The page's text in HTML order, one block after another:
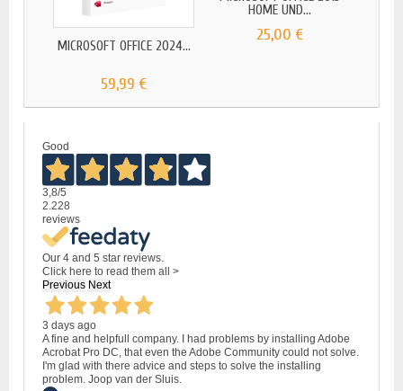
MICROSOFT OFFICE 2024...
59,99 €
HOME UND...
25,00 €
Good
3,8/5
2.228
reviews
Our 4 and 5 star reviews.
Click here to read them all >
Previous Next
3 days ago
A fine and helpfull company. I had problems by installing Adobe
Acrobat Pro DC, that even the Adobe Community could not solve.
I'm glad with there advice and steps to solve the installing
problem. Joop van der Sluis.